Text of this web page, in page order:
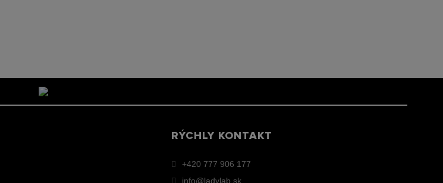
RÝCHLY KONTAKT
+420 777 906 177
info@ladylab.sk